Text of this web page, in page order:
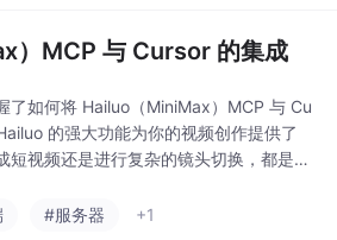
）MCP 与 Cursor 的集成
了如何将 Hailuo（MiniMax）MCP 与 Cu
的强大功能为你的视频创作提供了
短视频还是进行复杂的镜头切换，都是一
多支持。Hailuo MCP 服务器（GitHub）
#服务器 +1